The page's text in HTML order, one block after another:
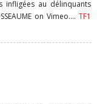
infligées au délinquants
on Vimeo.... TF1